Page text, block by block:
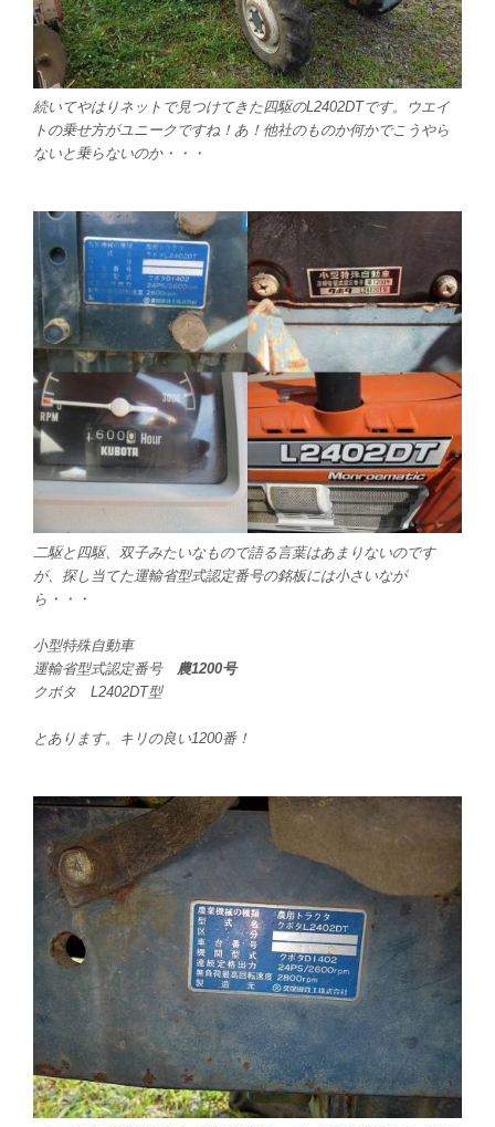
続いてやはりネットで見つけてきた四駆のL2402DTです。ウエイ
トの乗せ方がユニークですね！あ！他社のものか何かでこうやら
ないと乗らないのか・・・
二駆と四駆、双子みたいなもので語る言葉はあまりないのです
が、探し当てた運輸省型式認定番号の銘板には小さいなが
ら・・・
小型特殊自動車
運輸省型式認定番号 農1200号
クボタ L2402DT型
とあります。キリの良い1200番！